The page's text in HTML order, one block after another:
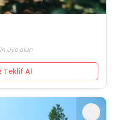
üye olun
Teklif Al